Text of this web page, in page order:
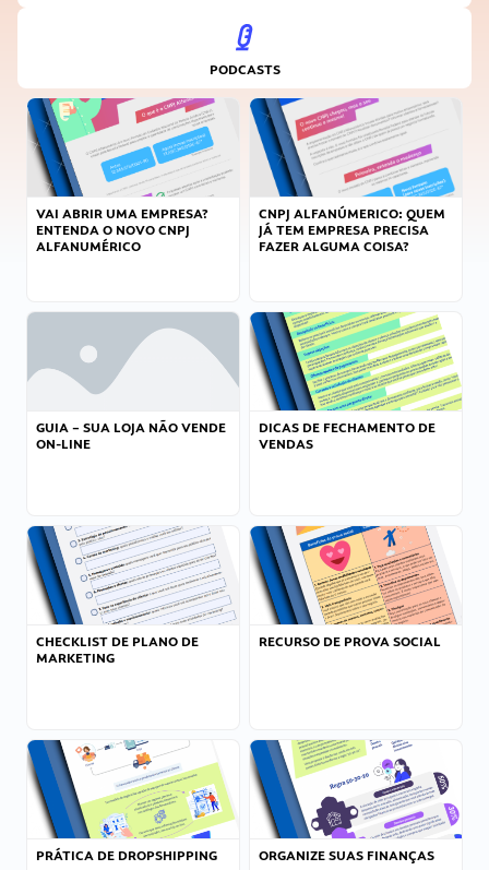
PODCASTS
VAI ABRIR UMA EMPRESA?
ENTENDA O NOVO CNPJ
ALFANUMÉRICO
CNPJ ALFANÚMERICO: QUEM
JÁ TEM EMPRESA PRECISA
FAZER ALGUMA COISA?
GUIA – SUA LOJA NÃO VENDE
ON-LINE
DICAS DE FECHAMENTO DE
VENDAS
CHECKLIST DE PLANO DE
MARKETING
RECURSO DE PROVA SOCIAL
PRÁTICA DE DROPSHIPPING ORGANIZE SUAS FINANÇAS